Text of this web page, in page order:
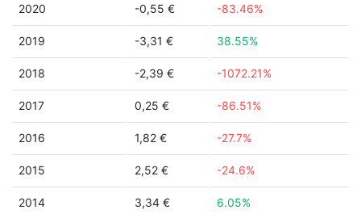
2020 -0,55 € -83.46%
2019 -3,31 € 38.55%
2018 -2,39 € -1072.21%
2017 0,25 € -86.51%
2016 1,82 € -27.7%
2015 2,52 € -24.6%
2014 3,34 € 6.05%